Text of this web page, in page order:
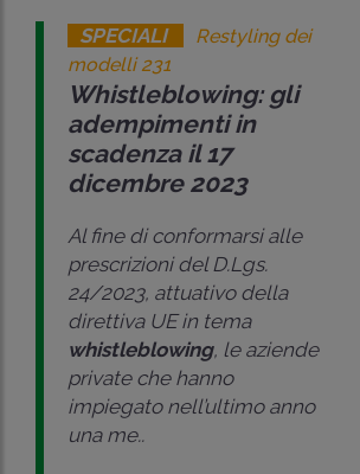
SPECIALI
Restyling dei
modelli 231
Whistleblowing: gli
adempimenti in
scadenza il 17
dicembre 2023
Al fine di conformarsi alle
prescrizioni del D.Lgs.
24/2023, attuativo della
direttiva UE in tema
whistleblowing, le aziende
private che hanno
impiegato nell’ultimo anno
una me..